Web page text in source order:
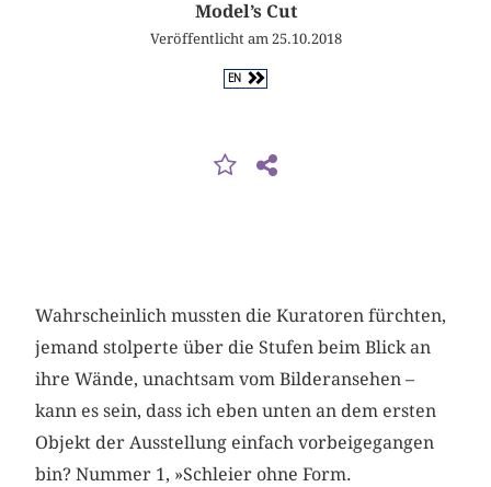
Model’s Cut
Veröffentlicht am 25.10.2018
EN
Wahrscheinlich mussten die Kuratoren fürchten,
jemand stolperte über die Stufen beim Blick an
ihre Wände, unachtsam vom Bilderansehen –
kann es sein, dass ich eben unten an dem ersten
Objekt der Ausstellung einfach vorbeigegangen
bin? Nummer 1, »Schleier ohne Form.